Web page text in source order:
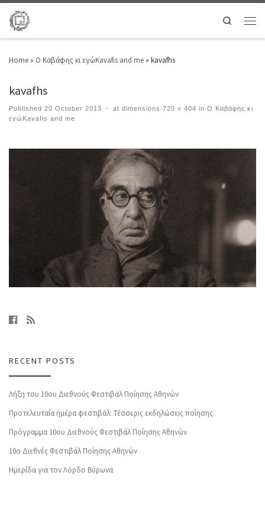
Search
Home » Ο Καβάφης κι εγώKavafis and me » kavafhs
kavafhs
Published 20 October 2013 - at dimensions 720 × 404 in Ο Καβάφης κι
εγώKavafis and me
Images navigation
RECENT POSTS
Λήξη του 10ου Διεθνούς Φεστιβάλ Ποίησης Αθηνών
Προτελευταία ημέρα φεστιβάλ: Τέσσερις εκδηλώσεις ποίησης
Πρόγραμμα 10ου Διεθνούς Φεστιβάλ Ποίησης Αθηνών
10o Διεθνές Φεστιβάλ Ποίησης Αθηνών
Ημερίδα για τον Λόρδο Βύρωνα